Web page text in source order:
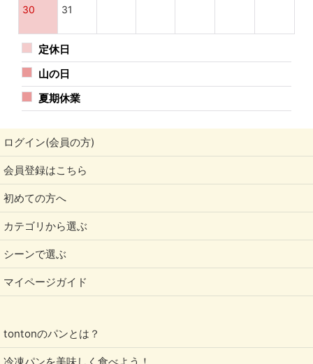
30 31
定休日
山の日
夏期休業
ログイン(会員の方)
会員登録はこちら
初めての方へ
カテゴリから選ぶ
シーンで選ぶ
マイページガイド
tontonのパンとは？